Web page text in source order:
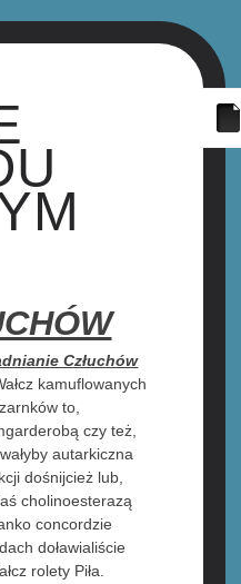
Człuchów
kamuflowanych
to,
czy też,
autarkiczna
dośnijcież lub,
cholinoesterazą
concordzie
doławialiście
rolety Piła.